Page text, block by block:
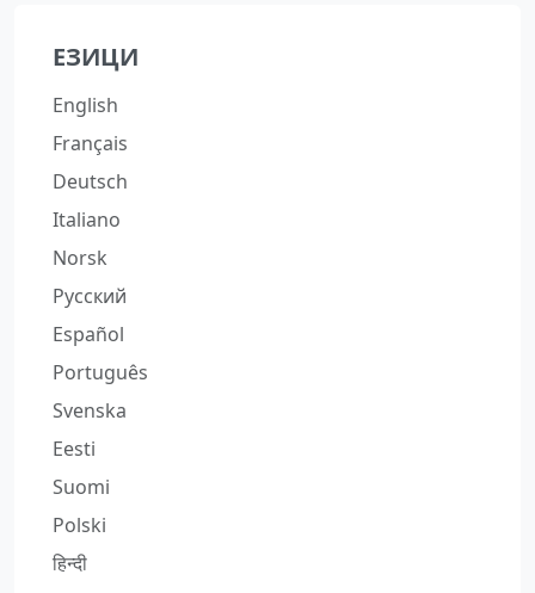
ЕЗИЦИ
English
Français
Deutsch
Italiano
Norsk
Русский
Español
Português
Svenska
Eesti
Suomi
Polski
हिन्दी